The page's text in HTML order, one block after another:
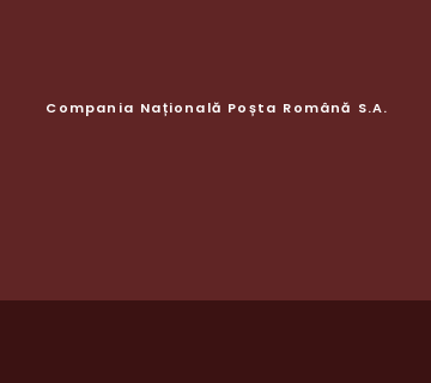
Compania Națională Poșta Română S.A.